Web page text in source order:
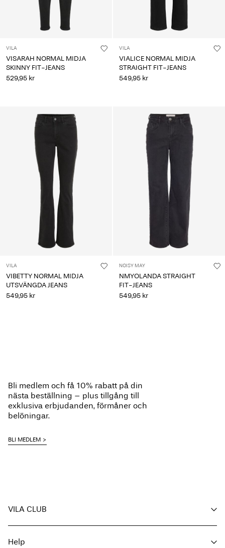
VILA
VISARAH NORMAL MIDJA
SKINNY FIT-JEANS
529,95 kr
VILA
VIALICE NORMAL MIDJA
STRAIGHT FIT-JEANS
549,95 kr
VILA
VIBETTY NORMAL MIDJA
UTSVÄNGDA JEANS
549,95 kr
NOISY MAY
NMYOLANDA STRAIGHT
FIT-JEANS
549,95 kr
Bli medlem och få 10% rabatt på din
nästa beställning – plus tillgång till
exklusiva erbjudanden, förmåner och
belöningar.
BLI MEDLEM
VILA CLUB
Bli medlem
Help